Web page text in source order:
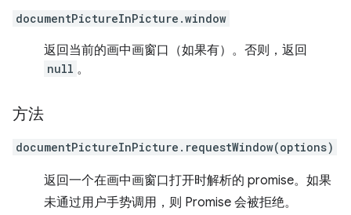
documentPictureInPicture.window
返回当前的画中画窗口（如果有）。否则，返回
null 。
方法
documentPictureInPicture.requestWindow(options)
返回一个在画中画窗口打开时解析的 promise。如果
未通过用户手势调用，则 Promise 会被拒绝。